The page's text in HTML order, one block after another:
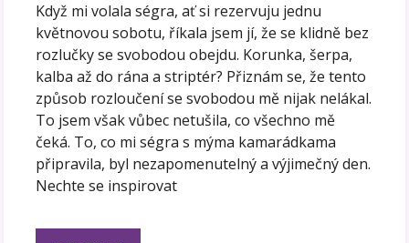
Když mi volala ségra, ať si rezervuju jednu
květnovou sobotu, říkala jsem jí, že se klidně bez
rozlučky se svobodou obejdu. Korunka, šerpa,
kalba až do rána a striptér? Přiznám se, že tento
způsob rozloučení se svobodou mě nijak nelákal.
To jsem však vůbec netušila, co všechno mě
čeká. To, co mi ségra s mýma kamarádkama
připravila, byl nezapomenutelný a výjimečný den.
Nechte se inspirovat